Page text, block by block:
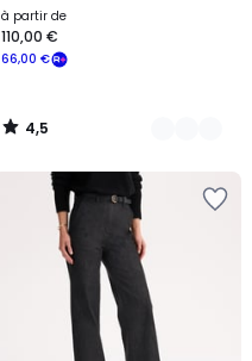
à partir de
66,00 €
110,00 €
4,5
/